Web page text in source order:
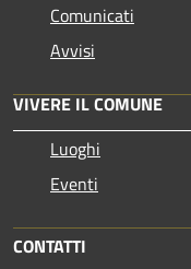
Comunicati
Avvisi
VIVERE IL COMUNE
Luoghi
Eventi
CONTATTI